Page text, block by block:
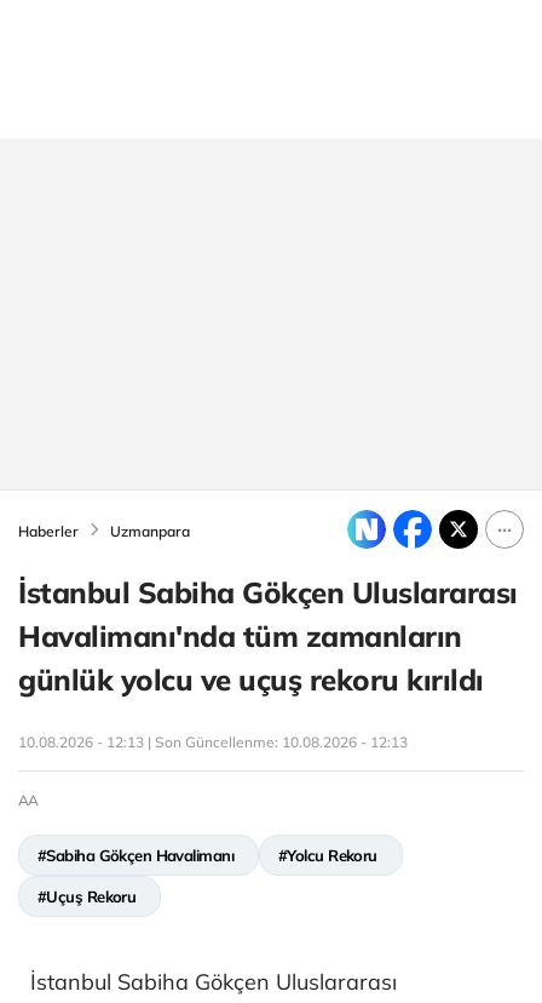
Haberler Uzmanpara
İstanbul Sabiha Gökçen Uluslararası
Havalimanı'nda tüm zamanların
günlük yolcu ve uçuş rekoru kırıldı
10.08.2026 - 12:13 | Son Güncellenme: 10.08.2026 - 12:13
AA
#Sabiha Gökçen Havalimanı #Yolcu Rekoru
#Uçuş Rekoru
İstanbul Sabiha Gökçen Uluslararası